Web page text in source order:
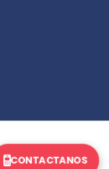
CONTACTANOS
Oli